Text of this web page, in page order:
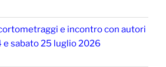
cortometraggi e incontro con autori
e sabato 25 luglio 2026